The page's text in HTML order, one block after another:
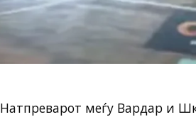
Натпреварот меѓу Вардар и